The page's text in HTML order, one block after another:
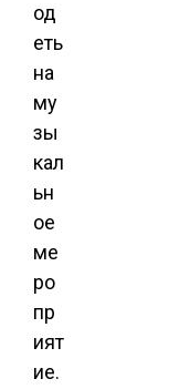
од
еть
на
му
зы
кал
ьн
ое
ме
ро
пр
ият
ие.